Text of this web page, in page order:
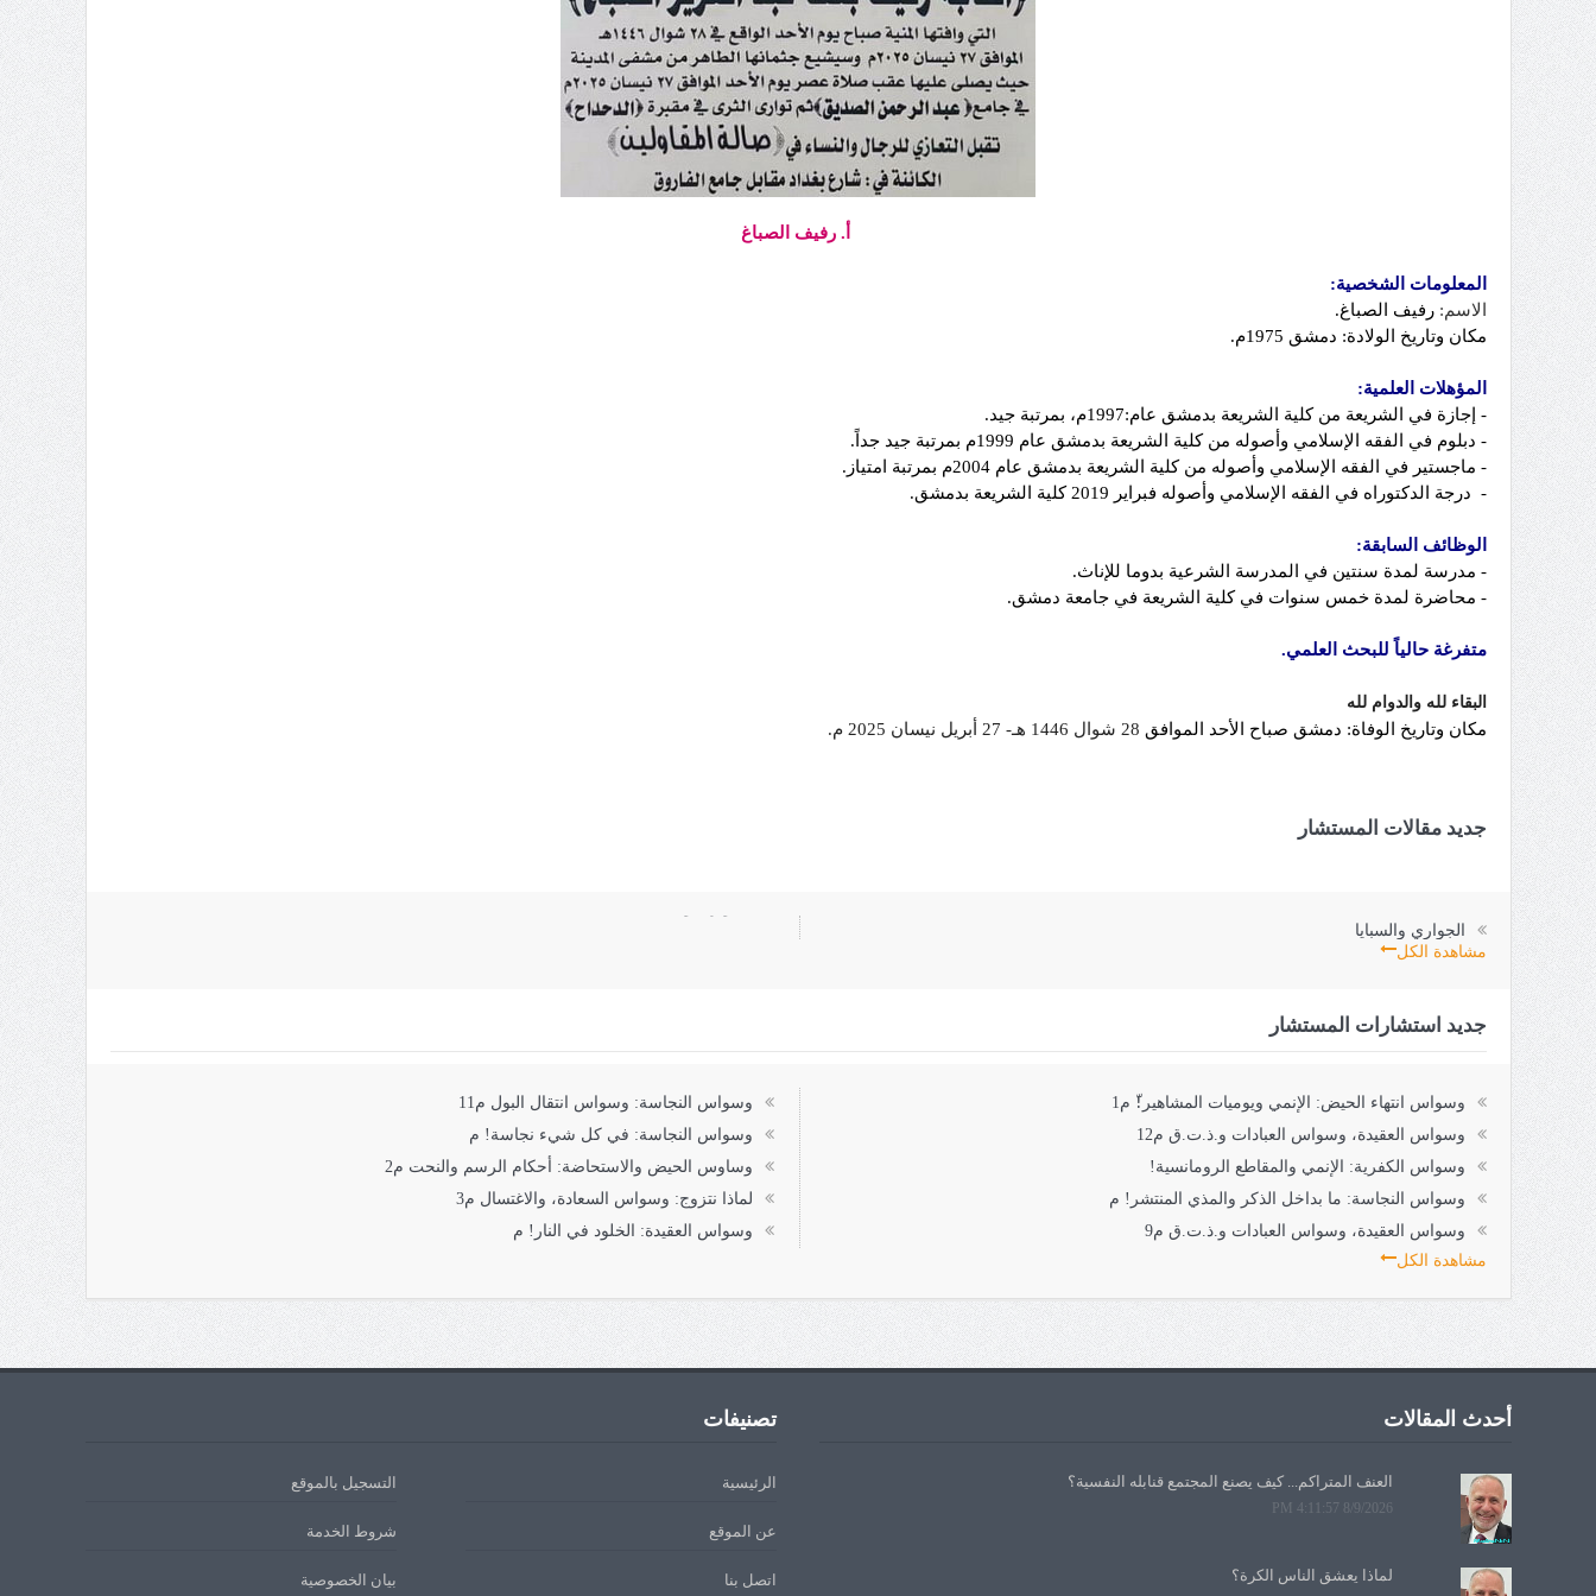
أ. رفيف الصباغ
المعلومات الشخصية:
الاسم: رفيف الصباغ.
مكان وتاريخ الولادة: دمشق 1975م.
المؤهلات العلمية:
- إجازة في الشريعة من كلية الشريعة بدمشق عام:1997م، بمرتبة جيد.
- دبلوم في الفقه الإسلامي وأصوله من كلية الشريعة بدمشق عام 1999م بمرتبة جيد جداً.
- ماجستير في الفقه الإسلامي وأصوله من كلية الشريعة بدمشق عام 2004م بمرتبة امتياز.
- درجة الدكتوراه في الفقه الإسلامي وأصوله فبراير 2019 كلية الشريعة بدمشق.
الوظائف السابقة:
- مدرسة لمدة سنتين في المدرسة الشرعية بدوما للإناث.
- محاضرة لمدة خمس سنوات في كلية الشريعة في جامعة دمشق.
متفرغة حالياً للبحث العلمي.
البقاء لله والدوام لله
مكان وتاريخ الوفاة: دمشق صباح الأحد الموافق 28 شوال 1446 هـ- 27 أبريل نيسان 2025 م.
جديد مقالات المستشار
الجواري والسبايا
مشاهدة الكل
جديد استشارات المستشار
وسواس انتهاء الحيض: الإنمي ويوميات المشاهير!ّ م1
وسواس العقيدة، وسواس العبادات و.ذ.ت.ق م12
وسواس الكفرية: الإنمي والمقاطع الرومانسية!
وسواس النجاسة: ما بداخل الذكر والمذي المنتشر! م
وسواس العقيدة، وسواس العبادات و.ذ.ت.ق م9
وسواس النجاسة: وسواس انتقال البول م11
وسواس النجاسة: في كل شيء نجاسة! م
وساوس الحيض والاستحاضة: أحكام الرسم والنحت م2
لماذا نتزوج: وسواس السعادة، والاغتسال م3
وسواس العقيدة: الخلود في النار! م
مشاهدة الكل
أحدث المقالات
العنف المتراكم... كيف يصنع المجتمع قنابله النفسية؟
8/9/2026 4:11:57 PM
لماذا يعشق الناس الكرة؟
تصنيفات
الرئيسية التسجيل بالموقع
عن الموقع شروط الخدمة
اتصل بنا بيان الخصوصية